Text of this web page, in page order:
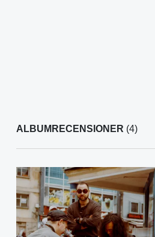
ALBUMRECENSIONER (4)